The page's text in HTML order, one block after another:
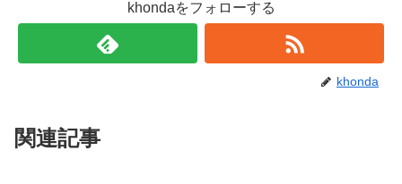
khondaをフォローする
khonda
関連記事